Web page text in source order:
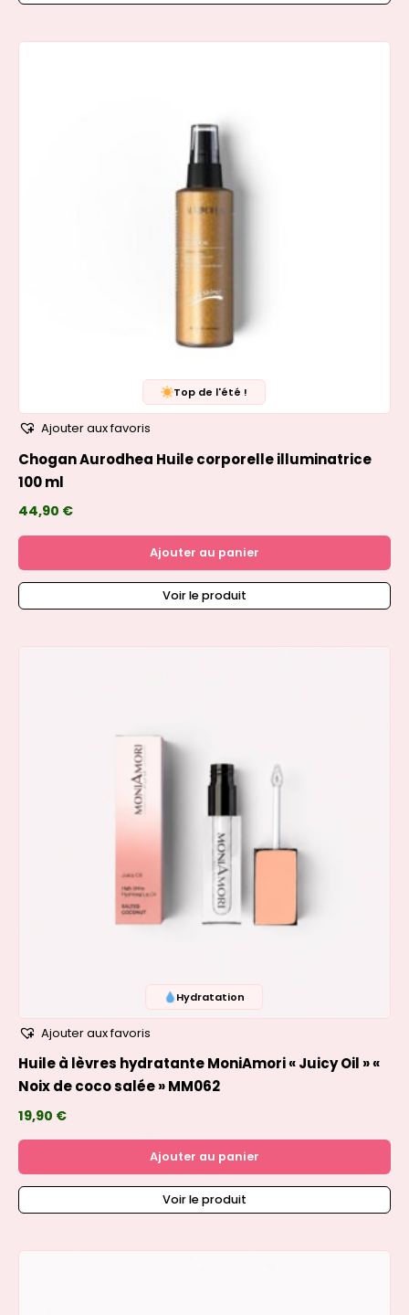
Top de l'été !
Ajouter aux favoris
Chogan Aurodhea Huile corporelle illuminatrice
100 ml
44,90 €
Ajouter au panier
Voir le produit
Hydratation
Ajouter aux favoris
Huile à lèvres hydratante MoniAmori « Juicy Oil » «
Noix de coco salée » MM062
19,90 €
Ajouter au panier
Voir le produit